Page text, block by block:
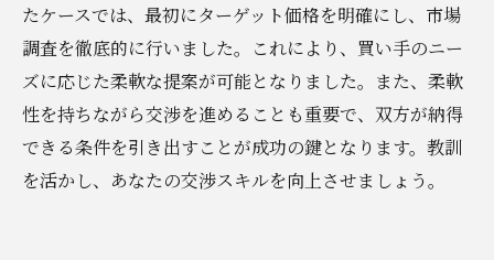
たケースでは、最初にターゲット価格を明確にし、市場
調査を徹底的に行いました。これにより、買い手のニー
ズに応じた柔軟な提案が可能となりました。また、柔軟
性を持ちながら交渉を進めることも重要で、双方が納得
できる条件を引き出すことが成功の鍵となります。教訓
を活かし、あなたの交渉スキルを向上させましょう。